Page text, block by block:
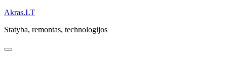
Skip
content
Akras.LT
Statyba, remontas, technologijos